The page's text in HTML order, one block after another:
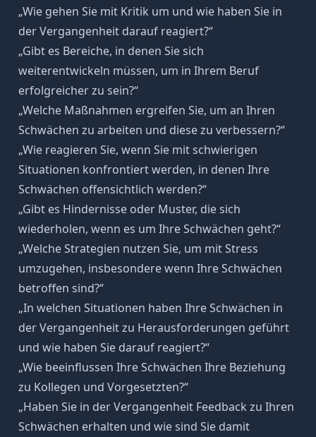
„Wie gehen Sie mit Kritik um und wie haben Sie in
der Vergangenheit darauf reagiert?“
„Gibt es Bereiche, in denen Sie sich
weiterentwickeln müssen, um in Ihrem Beruf
erfolgreicher zu sein?“
„Welche Maßnahmen ergreifen Sie, um an Ihren
Schwächen zu arbeiten und diese zu verbessern?“
„Wie reagieren Sie, wenn Sie mit schwierigen
Situationen konfrontiert werden, in denen Ihre
Schwächen offensichtlich werden?“
„Gibt es Hindernisse oder Muster, die sich
wiederholen, wenn es um Ihre Schwächen geht?“
„Welche Strategien nutzen Sie, um mit Stress
umzugehen, insbesondere wenn Ihre Schwächen
betroffen sind?“
„In welchen Situationen haben Ihre Schwächen in
der Vergangenheit zu Herausforderungen geführt
und wie haben Sie darauf reagiert?“
„Wie beeinflussen Ihre Schwächen Ihre Beziehung
zu Kollegen und Vorgesetzten?“
„Haben Sie in der Vergangenheit Feedback zu Ihren
Schwächen erhalten und wie sind Sie damit